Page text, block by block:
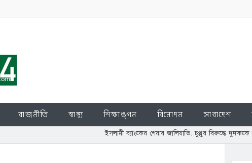
রাজনীতি স্বাস্থ্য শিক্ষাঙ্গন বিনোদন সারাদেশ
ইসলামী ব্যাংকের শেয়ার জালিয়াতি: চুপ্পুর বিরুদ্ধে দুদককে তদন্তের নির্দেশ